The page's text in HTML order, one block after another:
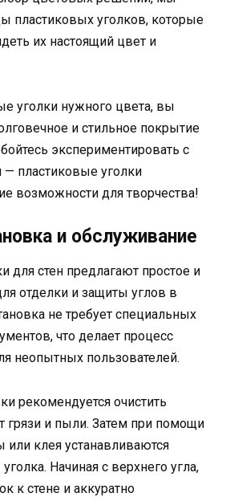
пластиковых уголков, которые
их настоящий цвет и
уголки нужного цвета, вы
и стильное покрытие
экспериментировать с
пластиковые уголки
возможности для творчества!
и обслуживание
для стен предлагают простое и
отделки и защиты углов в
не требует специальных
что делает процесс
неопытных пользователей.
рекомендуется очистить
грязи и пыли. Затем при помощи
или клея устанавливаются
Начиная с верхнего угла,
к стене и аккуратно